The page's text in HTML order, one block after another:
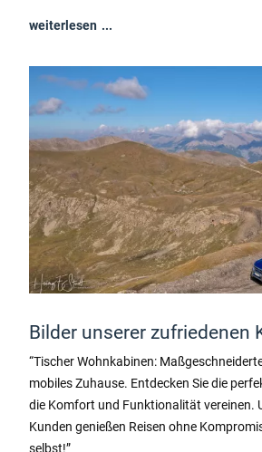
weiterlesen
Bilder unserer zufriedenen
“Tischer Wohnkabinen:
mobiles Zuhause. Entdecken Sie die
die Komfort und Funktionalität vereinen.
Kunden genießen Reisen ohne